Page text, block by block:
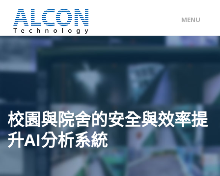
MENU
ENG / 中文
主頁
產品及服務
工程個案
校園與院舍的安全與效率提
升AI分析系統